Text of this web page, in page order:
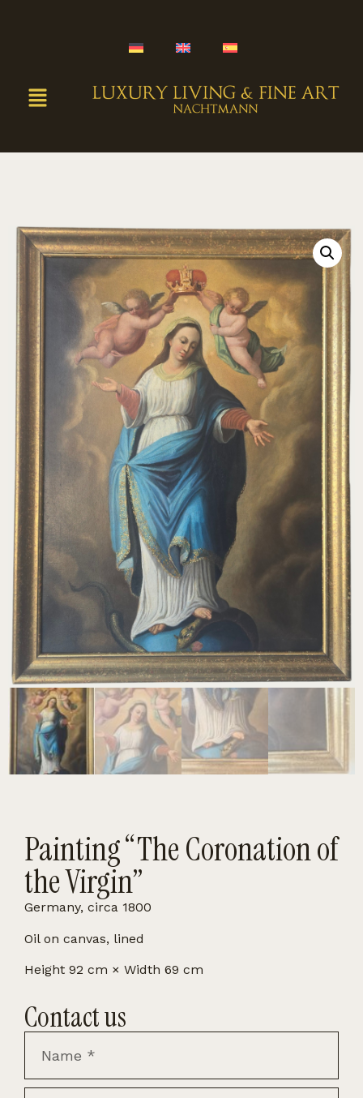
Painting “The Coronation of
the Virgin”
Germany, circa 1800
Oil on canvas, lined
Height 92 cm × Width 69 cm
Contact us